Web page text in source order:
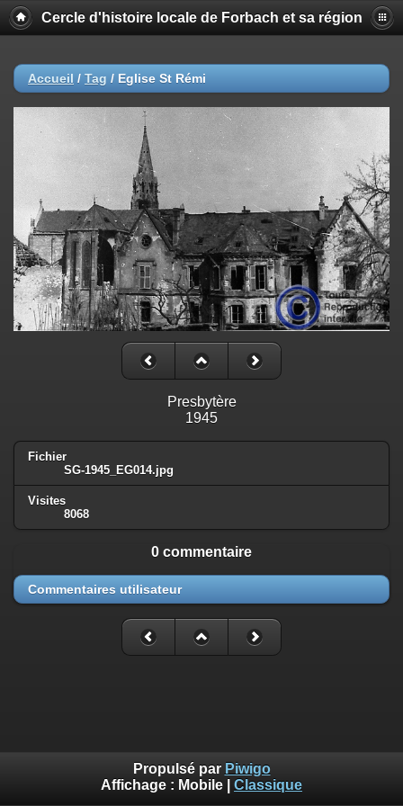
Cercle d'histoire locale de Forbach et sa région
Accueil / Tag / Eglise St Rémi
Presbytère
1945
Fichier
SG-1945_EG014.jpg
Visites
8068
0 commentaire
Commentaires utilisateur
Propulsé par Piwigo
Affichage : Mobile Classique